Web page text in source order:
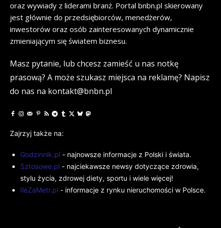
oraz wywiady z liderami branż. Portal bnbn.pl skierowany
jest głównie do przedsiębiorców, menedżerów,
inwestorów oraz osób zainteresowanych dynamicznie
zmieniającym się światem biznesu.
Masz pytanie, lub chcesz zamieść u nas notkę
prasową? A może szukasz miejsca na reklamę? Napisz
do nas na kontakt@bnbn.pl
Zajrzyj także na:
Godzinnik.pl - najnowsze informacje z Polski i świata.
Sztosowe.pl - najciekawsze newsy dotyczące zdrowia,
stylu życia, zdrowej diety, sportu i wiele więcej!
IleZaMetr.pl - informacje z rynku nieruchomości w Polsce.